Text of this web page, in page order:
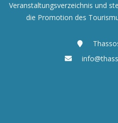
Veranstaltungsverzeichnis und
die Promotion des